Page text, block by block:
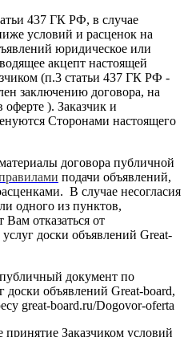
437 ГК РФ, в случае
условий и расценок на
юридическое или
акцепт настоящей
(п.3 статьи 437 ГК РФ -
заключению договора, на
). Заказчик и
Сторонами настоящего
договора публичной
подачи объявлений,
В случае несогласия
одного из пунктов,
Вам отказаться от
доски объявлений Great-
документ по
доски объявлений Great-board,
great-board.ru/Dogovor-oferta
Заказчиком условий